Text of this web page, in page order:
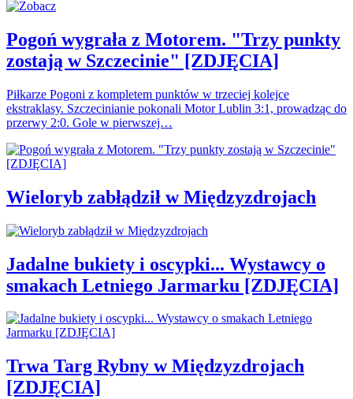
Pogoń wygrała z Motorem. "Trzy punkty
zostają w Szczecinie" [ZDJĘCIA]
Piłkarze Pogoni z kompletem punktów w trzeciej kolejce
ekstraklasy. Szczecinianie pokonali Motor Lublin 3:1, prowadząc do
przerwy 2:0. Gole w pierwszej…
Wieloryb zabłądził w Międzyzdrojach
Jadalne bukiety i oscypki... Wystawcy o
smakach Letniego Jarmarku [ZDJĘCIA]
Trwa Targ Rybny w Międzyzdrojach
[ZDJĘCIA]